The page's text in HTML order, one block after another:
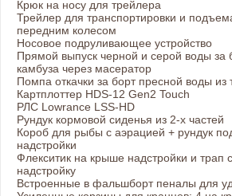
Крюк на носу для трейлера
Трейлер для транспортировки и
передним колесом
Носовое подруливающее устройство
Прямой выпуск черной и серой воды за
камбуза через масератор
Помпа откачки за борт пресной воды из
Картплоттер HDS-12 Gen2 Touch
РЛС Lowrance LSS-HD
Рундук кормовой сиденья из 2-х частей
Короб для рыбы с аэрацией + рундук
надстройки
Флекситик на крыше надстройки и трап
надстройку
Встроенные в фальшборт пеналы для